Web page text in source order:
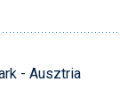
- Ausztria